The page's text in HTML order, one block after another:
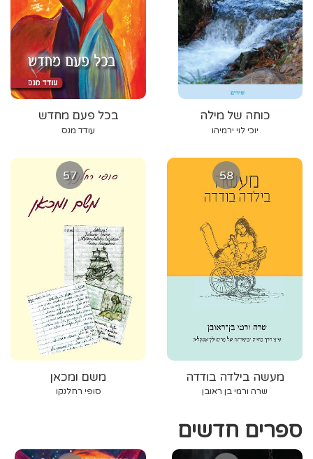
בכל פעם מחדש
עודד מנס
כוחה של מילה
יוכי לוי ירמיהו
57
משם ומכאן
סופי רחלנקו
58
מעשה בילדה בודדה
שרה ורמי בן ראובן
ספרים חדשים